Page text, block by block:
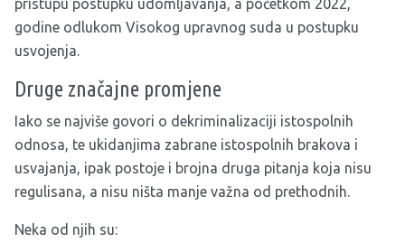
pristupu postupku udomljavanja, a početkom 2022,
godine odlukom Visokog upravnog suda u postupku
usvojenja.
Druge značajne promjene
Iako se najviše govori o dekriminalizaciji istospolnih
odnosa, te ukidanjima zabrane istospolnih brakova i
usvajanja, ipak postoje i brojna druga pitanja koja nisu
regulisana, a nisu ništa manje važna od prethodnih.
Neka od njih su: